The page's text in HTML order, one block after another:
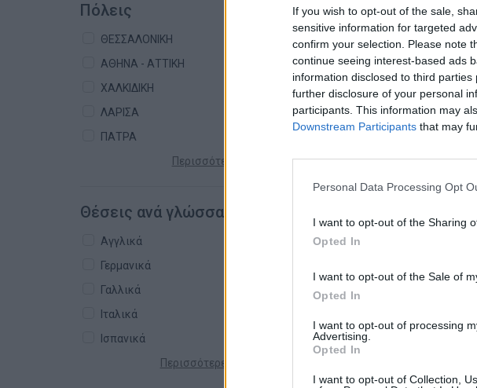
If you wish to opt-out of the sale,
sensitive information for targeted
confirm your selection. Please note
continue seeing interest-based ads
information disclosed to third
further disclosure of your personal
participants. This information may
Downstream Participants that may
Personal Data Processing Opt
I want to opt-out of the Sharing
Opted In
I want to opt-out of the Sale of
Opted In
I want to opt-out of processing
Advertising.
Opted In
I want to opt-out of Collection,
Πόλεις
ΘΕΣΣΑΛΟΝΙΚΗ
ΑΘΗΝΑ - ΑΤΤΙΚΗ
ΧΑΛΚΙΔΙΚΗ
ΛΑΡΙΣΑ
ΠΑΤΡΑ
Περισσότερες πόλεις +
Θέσεις ανά γλώσσα
Αγγλικά
Γερμανικά
Γαλλικά
Ιταλικά
Ισπανικά
Περισσότερες γλώσσες +
Το τμήμα
πιστοποίησηISO
Απαραίτητα
Πτυχίο
Εμπειρία σε
Θα εκτιμηθούν
Εμπειρία σε